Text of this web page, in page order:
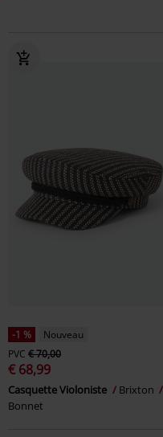
-1 %
Nouveau
PVC € 70,00
€ 68,99
Casquette Violoniste
Brixton
Bonnet